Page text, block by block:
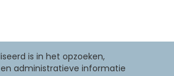
is in het opzoeken,
administratieve informatie